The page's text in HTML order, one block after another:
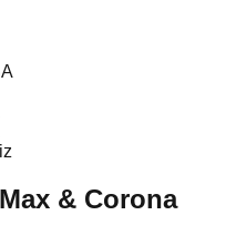
& Corona